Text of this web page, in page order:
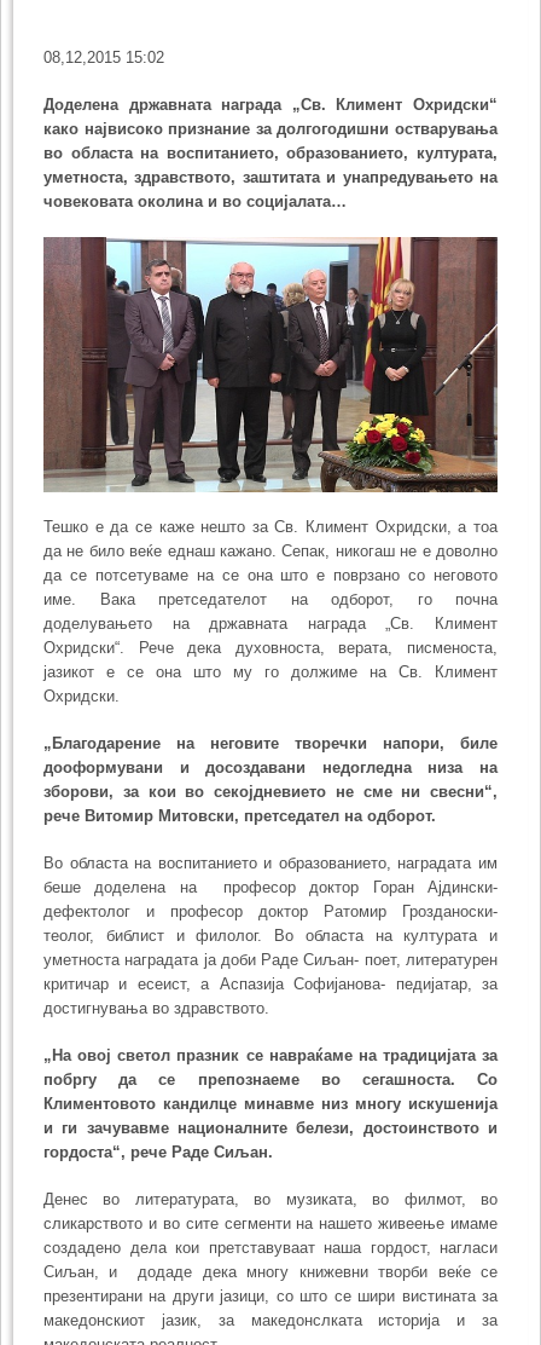
08,12,2015 15:02
Доделена државната награда „Св. Климент Охридски“
како највисоко признание за долгогодишни остварувања
во областа на воспитанието, образованието, културата,
уметноста, здравството, заштитата и унапредувањето на
човековата околина и во социјалата…
Тешко е да се каже нешто за Св. Климент Охридски, а тоа
да не било веќе еднаш кажано. Сепак, никогаш не е доволно
да се потсетуваме на се она што е поврзано со неговото
име. Вака претседателот на одборот, го почна
доделувањето на државната награда „Св. Климент
Охридски“. Рече дека духовноста, верата, писменоста,
јазикот е се она што му го должиме на Св. Климент
Охридски.
„Благодарение на неговите творечки напори, биле
дооформувани и досоздавани недогледна низа на
зборови, за кои во секојдневието не сме ни свесни“,
рече Витомир Митовски, претседател на одборот.
Во областа на воспитанието и образованието, наградата им
беше доделена на професор доктор Горан Ајдински-
дефектолог и професор доктор Ратомир Грозданоски-
теолог, библист и филолог. Во областа на културата и
уметноста наградата ја доби Раде Сиљан- поет, литературен
критичар и есеист, а Аспазија Софијанова- педијатар, за
достигнувања во здравството.
„На овој светол празник се навраќаме на традицијата за
побргу да се препознаеме во сегашноста. Со
Климентовото кандилце минавме низ многу искушенија
и ги зачувавме националните белези, достоинството и
гордоста“, рече Раде Сиљан.
Денес во литературата, во музиката, во филмот, во
сликарството и во сите сегменти на нашето живеење имаме
создадено дела кои претставуваат наша гордост, нагласи
Сиљан, и додаде дека многу книжевни творби веќе се
презентирани на други јазици, со што се шири вистината за
македонскиот јазик, за македонслката историја и за